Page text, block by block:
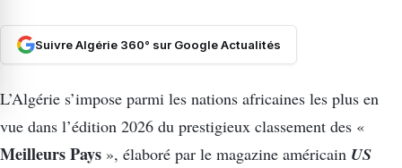
Suivre Algérie 360° sur Google Actualités
L’Algérie s’impose parmi les nations africaines les plus en
vue dans l’édition 2026 du prestigieux classement des «
Meilleurs Pays », élaboré par le magazine américain US